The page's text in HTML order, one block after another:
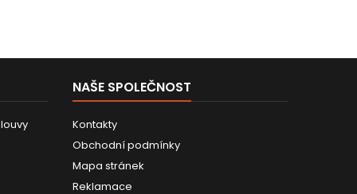
NAŠE SPOLEČNOST
Kontakty
Obchodní podmínky
Mapa stránek
Reklamace